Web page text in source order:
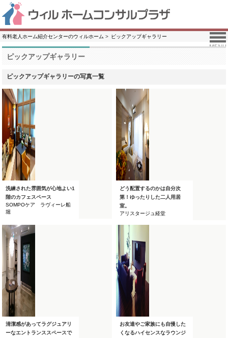
有料老人ホーム紹介センターのウィルホーム ピックアップギャラリー
ピックアップギャラリー
ピックアップギャラリーの写真一覧
洗練された雰囲気が心地よい1
階のカフェスペース
SOMPOケア ラヴィーレ船
堀
どう配置するのかは自分次
第！ゆったりした二人用居
室。
アリスタージュ経堂
清潔感があってラグジュアリ
ーなエントランススペースで
お友達やご家族にも自慢した
くなるハイセンスなラウンジ